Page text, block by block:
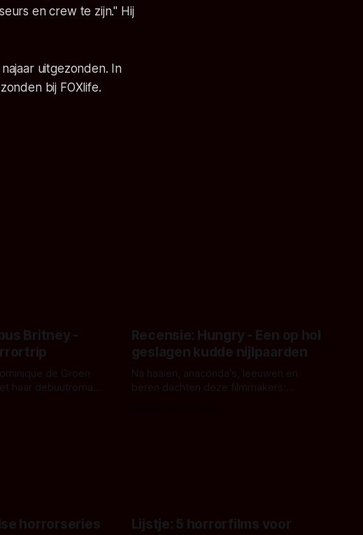
en crew te zijn." Hij
uitgezonden. In
bij FOXlife.
Britney -
de Groen
haar debuutroman.
Recensie: Hungry - Een op hol
geslagen kudde nijlpaarden
Na haaien, anaconda's, leeuwen en
beren dachten deze filmmakers:
horrorseries
Lijstje: 5 horrorfilms voor